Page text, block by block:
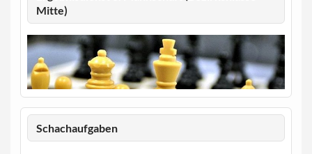
Mitte)
Schachaufgaben